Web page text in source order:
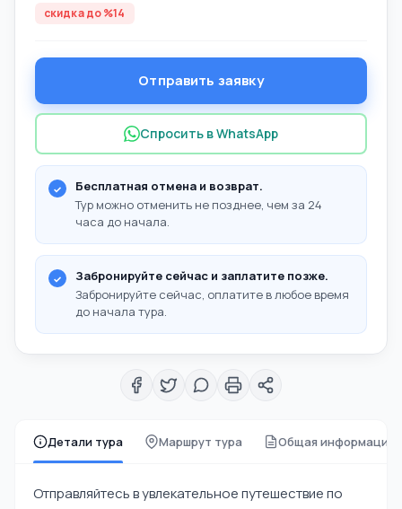
Детали тура Маршрут тура Общая информация
Отправляйтесь в увлекательное путешествие по
скидка до %14
Отправить заявку
Спросить в WhatsApp
Бесплатная отмена и возврат.
Тур можно отменить не позднее, чем за 24
часа до начала.
Забронируйте сейчас и заплатите позже.
Забронируйте сейчас, оплатите в любое время
до начала тура.